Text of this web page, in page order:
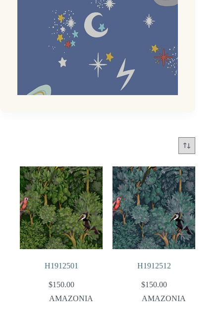
H1912501
$150.00
AMAZONIA
H1912512
$150.00
AMAZONIA